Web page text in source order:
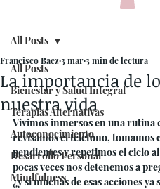
All Posts
Bienestar y Salud Integral
Terapias Alternativas
Autoconocimiento
Desarrollo Personal
Mindfulness
All Posts
La importancia de
nuestra vida
Francisco Baez3 mar3 min de lectura
Vivimos inmersos en una rutina
revisamos el teléfono, tomamos
pendientes y repetimos el ciclo
pocas veces nos detenemos a
¿y si muchas de esas acciones